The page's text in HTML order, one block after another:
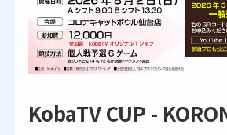
KobaTV CUP -